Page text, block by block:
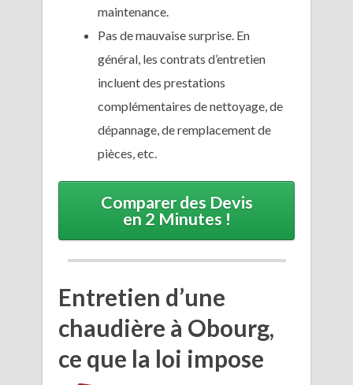
maintenance.
Pas de mauvaise surprise. En
général, les contrats d’entretien
incluent des prestations
complémentaires de nettoyage, de
dépannage, de remplacement de
pièces, etc.
Comparer des Devis
en 2 Minutes !
Entretien d’une
chaudière à Obourg,
ce que la loi impose